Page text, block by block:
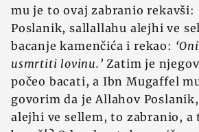
mu je to ovaj zabranio rekavši:
Poslanik, sallallahu alejhi ve
bacanje kamenčića i rekao:
usmrtiti lovinu.’ Zatim je
počeo bacati, a Ibn Mugaffel
govorim da je Allahov
alejhi ve sellem, to zabranio, a